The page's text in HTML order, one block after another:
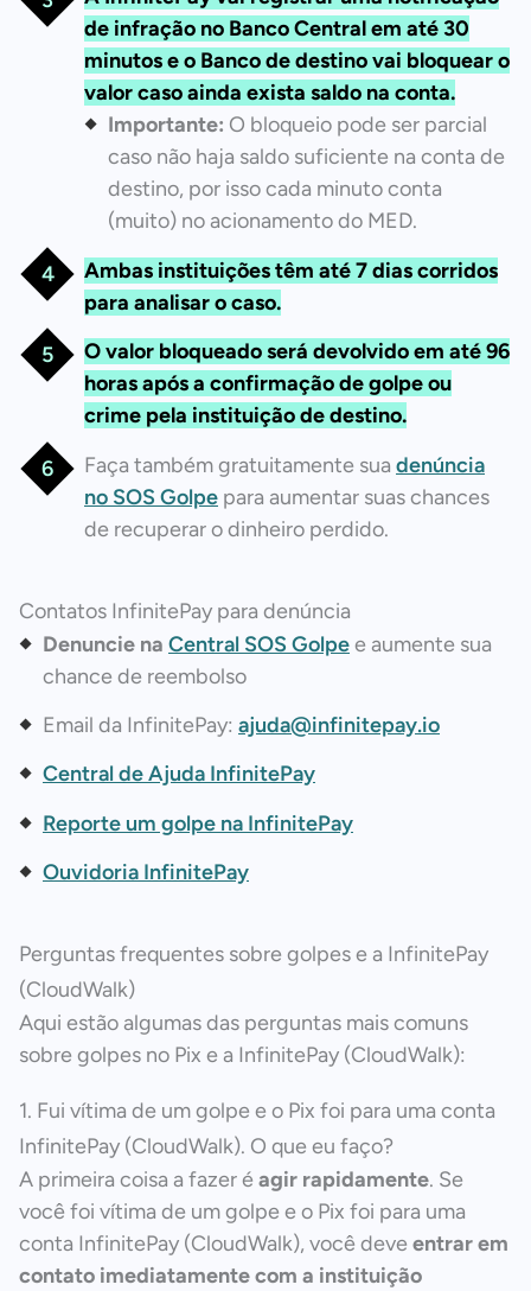
de infração no Banco Central em até 30
minutos e o Banco de destino vai bloquear o
valor caso ainda exista saldo na conta.
Importante: O bloqueio pode ser parcial
caso não haja saldo suficiente na conta de
destino, por isso cada minuto conta
(muito) no acionamento do MED.
Ambas instituições têm até 7 dias corridos
para analisar o caso.
O valor bloqueado será devolvido em até 96
horas após a confirmação de golpe ou
crime pela instituição de destino.
Faça também gratuitamente sua denúncia
no SOS Golpe para aumentar suas chances
de recuperar o dinheiro perdido.
Contatos InfinitePay para denúncia
Denuncie na Central SOS Golpee aumente sua
chance de reembolso
Email da InfinitePay: ajuda@infinitepay.io
Central de Ajuda InfinitePay
Reporte um golpe na InfinitePay
Ouvidoria InfinitePay
Perguntas frequentes sobre golpes e a InfinitePay
(CloudWalk)
Aqui estão algumas das perguntas mais comuns
sobre golpes no Pix e a InfinitePay (CloudWalk):
1. Fui vítima de um golpe e o Pix foi para uma conta
InfinitePay (CloudWalk). O que eu faço?
A primeira coisa a fazer é agir rapidamente. Se
você foi vítima de um golpe e o Pix foi para uma
conta InfinitePay (CloudWalk), você deve entrar em
contato imediatamente com a instituição